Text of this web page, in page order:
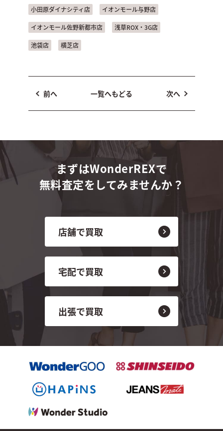
小田原ダイナシティ店 イオンモール与野店
イオンモール佐野新都市店 浅草ROX・3G店
池袋店 横芝店
前へ 一覧へもどる 次へ
まずはWonderREXで
無料査定をしてみませんか？
店舗で買取
宅配で買取
出張で買取